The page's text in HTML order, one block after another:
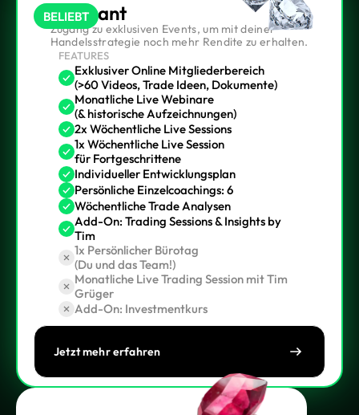
Diamant
Zugang zu exklusiven Events, um mit deiner
Handelsstrategie noch mehr Rendite zu erhalten.
FEATURES
Exklusiver Online Mitgliederbereich
(>60 Videos, Trade Ideen, Dokumente)
Monatliche Live Webinare
(& historische Aufzeichnungen)
2x Wöchentliche Live Sessions
1x Wöchentliche Live Session
für Fortgeschrittene
Individueller Entwicklungsplan
Persönliche Einzelcoachings: 6
Wöchentliche Trade Analysen
Add-On: Trading Sessions & Insights by
Tim
1x Persönlicher Bürotag
(Du und das Team!)
Monatliche Live Trading Session mit Tim
Grüger
Add-On: Investmentkurs
Jetzt mehr erfahren
BELIEBT